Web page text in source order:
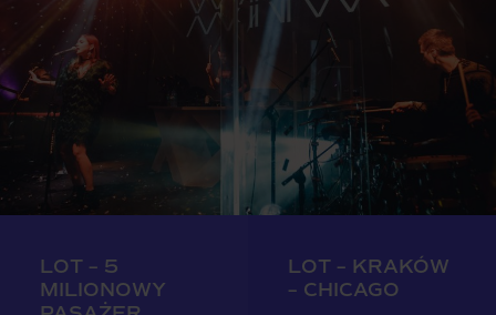
LOT – 5
MILIONOWY
LOT – KRAKÓW
– CHICAGO